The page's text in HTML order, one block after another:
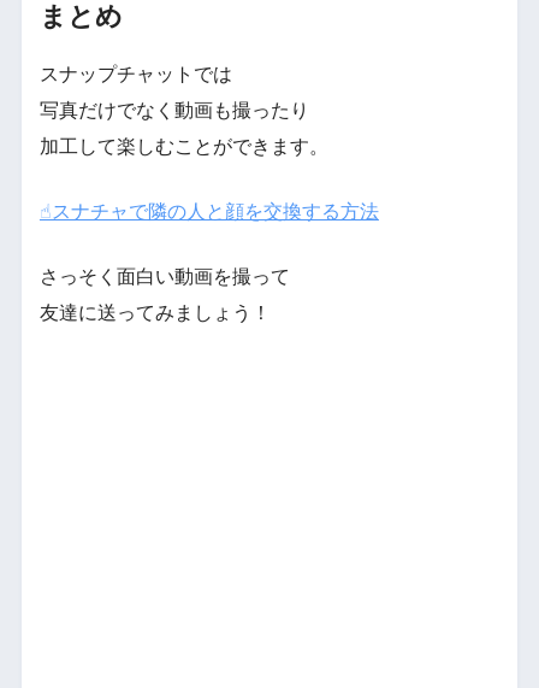
まとめ
スナップチャットでは
写真だけでなく動画も撮ったり
加工して楽しむことができます。
☝︎スナチャで隣の人と顔を交換する方法
さっそく面白い動画を撮って
友達に送ってみましょう！